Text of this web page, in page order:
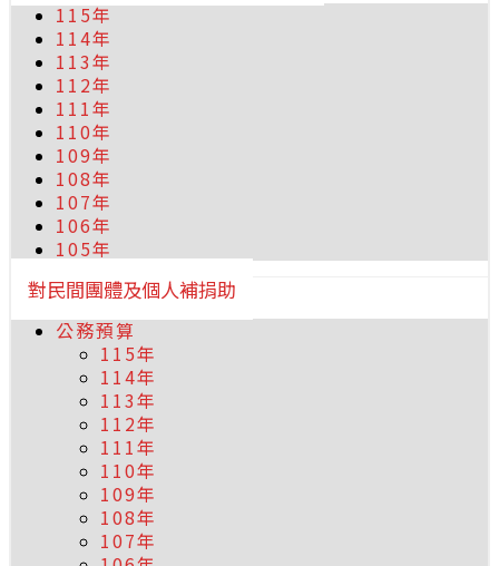
115年
114年
113年
112年
111年
110年
109年
108年
107年
106年
105年
對民間團體及個人補捐助
公務預算
115年
114年
113年
112年
111年
110年
109年
108年
107年